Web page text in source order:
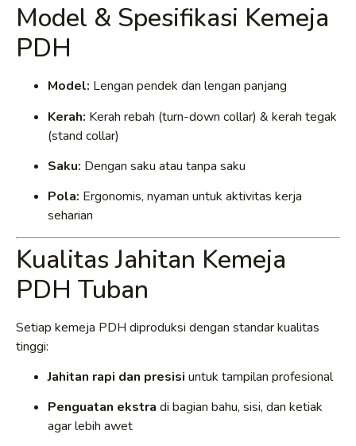
Model & Spesifikasi Kemeja
PDH
Model: Lengan pendek dan lengan panjang
Kerah: Kerah rebah (turn-down collar) & kerah tegak
(stand collar)
Saku: Dengan saku atau tanpa saku
Pola: Ergonomis, nyaman untuk aktivitas kerja
seharian
Kualitas Jahitan Kemeja
PDH Tuban
Setiap kemeja PDH diproduksi dengan standar kualitas
tinggi:
Jahitan rapi dan presisi untuk tampilan profesional
Penguatan ekstra di bagian bahu, sisi, dan ketiak
agar lebih awet